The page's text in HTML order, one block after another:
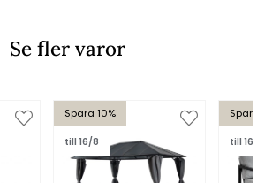
Se fler varor
Spara 10%
till 16/8
Spara
till 16/8